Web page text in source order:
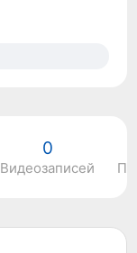
0
Видеозаписей